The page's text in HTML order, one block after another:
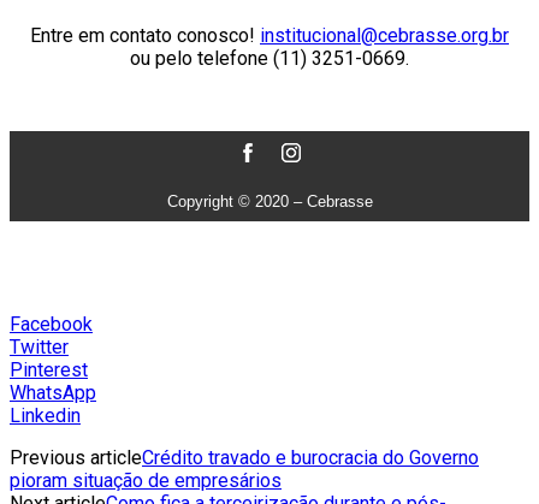
Entre em contato conosco! institucional@cebrasse.org.br
ou pelo telefone (11) 3251-0669.
Copyright © 2020 – Cebrasse
Facebook
Twitter
Pinterest
WhatsApp
Linkedin
Previous articleCrédito travado e burocracia do Governo
pioram situação de empresários